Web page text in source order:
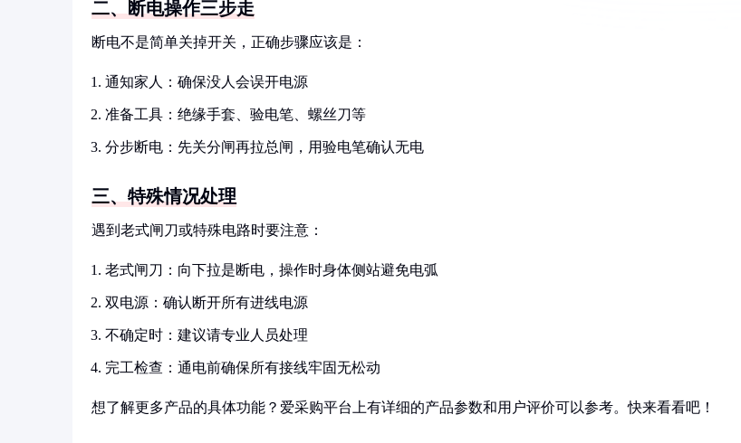
二、断电操作三步走
断电不是简单关掉开关，正确步骤应该是：
通知家人：确保没人会误开电源
准备工具：绝缘手套、验电笔、螺丝刀等
分步断电：先关分闸再拉总闸，用验电笔确认无电
三、特殊情况处理
遇到老式闸刀或特殊电路时要注意：
老式闸刀：向下拉是断电，操作时身体侧站避免电弧
双电源：确认断开所有进线电源
不确定时：建议请专业人员处理
完工检查：通电前确保所有接线牢固无松动
想了解更多产品的具体功能？爱采购平台上有详细的产品参数和用户评价可以参考。快来看看吧！